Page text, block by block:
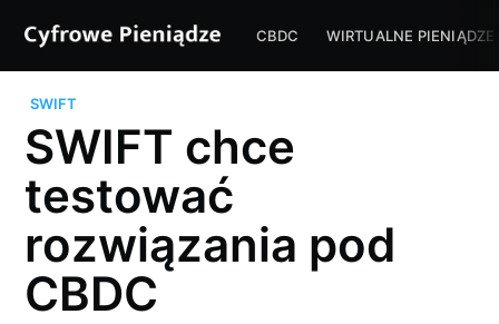
CBDC WIRTUALNE PIENIĄDZE
SWIFT
SWIFT chce
testować
rozwiązania pod
CBDC